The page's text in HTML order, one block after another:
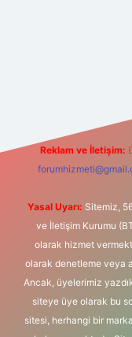
Reklam ve İletişim:
Yasal Uyarı: Sitemiz,
ve İletişim Kurumu
olarak hizmet
olarak denetleme veya
Ancak, üyelerimiz
siteye üye olarak bu
sitesi, herhangi bir